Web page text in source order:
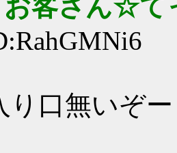
お客さん☆て
り口無いぞー